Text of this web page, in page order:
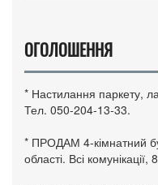
ОГОЛОШЕННЯ
* Настилання паркету,
Тел. 050-204-13-33.
* ПРОДАМ 4-кімнатний
області. Всі